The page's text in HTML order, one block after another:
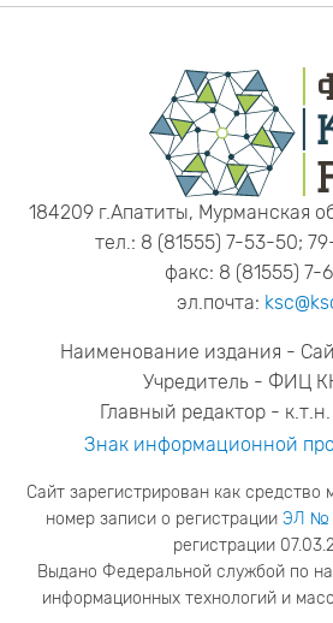
184209 г.Апатиты, Мурманская
тел.: 8 (81555) 7-53-50;
факс: 8 (81555) 7-
эл.почта:
Наименование издания -
Учредитель - ФИЦ
Главный редактор -
Знак информационной
Сайт зарегистрирован как
номер записи о регистрации ЭЛ №
регистрации
Выдано Федеральной службой по
информационных технологий и